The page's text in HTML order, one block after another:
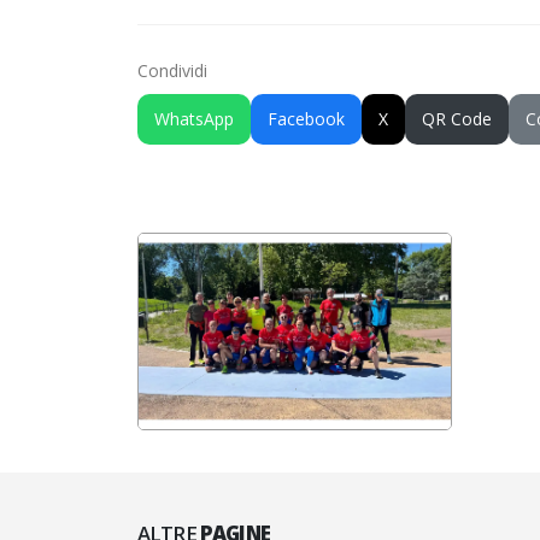
Condividi
WhatsApp Facebook X QR Code
ALTREPAGINE